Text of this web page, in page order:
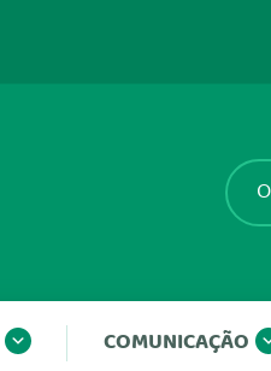
COMUNICAÇÃO